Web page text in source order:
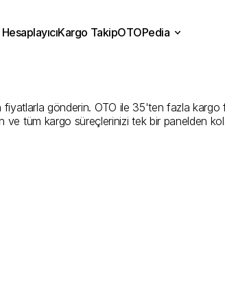
gönderin. OTO ile 35'ten fazla kargo
ve tüm kargo süreçlerinizi tek bir panelden
Kargo TakipOTOPedia